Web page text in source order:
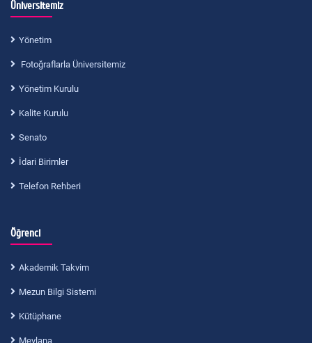
Üniversitemiz
Yönetim
Fotoğraflarla Üniversitemiz
Yönetim Kurulu
Kalite Kurulu
Senato
İdari Birimler
Telefon Rehberi
Öğrenci
Akademik Takvim
Mezun Bilgi Sistemi
Kütüphane
Mevlana